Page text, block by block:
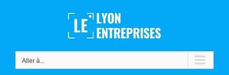
Aller à...